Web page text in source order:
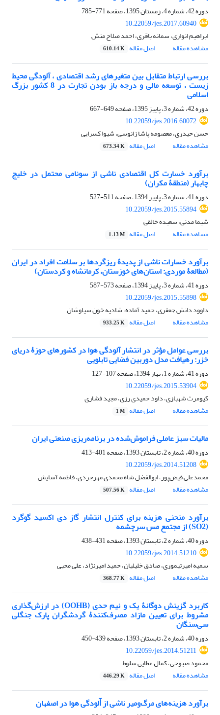
دوره 42، شماره 4، زمستان 1395، صفحه
771-785
10.22059/jes.2017.60940
ابراهیم انواری، سمانه باقری، احمد صلاح منش
مشاهده مقاله
اصل مقاله 610.14 K
بررسی ارتباط متقابل بین متغیرهای رشد اقتصادی ، آلودگی محیط
زیست ، توسعه مالی و درجه باز بودن تجارت در 8 کشور بزرگ
اسلامی
دوره 42، شماره 3، پاییز 1395، صفحه
649-667
10.22059/jes.2016.60072
حسن حیدری، معصومه پاشا زانوسی، شیوا کسرایی
مشاهده مقاله
اصل مقاله 673.34 K
برآورد خسارت کل اقتصادی ناشی از سونامی محتمل در خلیج
چابهار (منطقۀ مکران)
دوره 41، شماره 3، پاییز 1394، صفحه
511-527
10.22059/jes.2015.55894
شیما مدنی، سعیده خالقی
مشاهده مقاله
اصل مقاله 1.13 M
برآورد خسارات ناشی از پدیدۀ ریزگردها بر سلامت افراد در ایران
(مطالعۀ موردی: استان‌های خوزستان، کرمانشاه و کردستان)
دوره 41، شماره 3، پاییز 1394، صفحه
573-587
10.22059/jes.2015.55898
داوود دانش جعفری، حمید آماده، شادیه خون سیاوشان
مشاهده مقاله
اصل مقاله 933.25 K
بررسی عوامل مؤثر در انتشار آلودگی هوا در کشورهای حوزۀ دریای
خزر: رهیافت مدل دوربین فضایی تابلویی
دوره 41، شماره 1، بهار 1394، صفحه
107-127
10.22059/jes.2015.53904
کیومرث شهبازی، داود حمیدی رزی، مجید فشاری
مشاهده مقاله
اصل مقاله 1 M
مالیات سبز عاملی فراموش‌شده در برنامه‌ریزی صنعتی ایران
دوره 40، شماره 2، تابستان 1393، صفحه
401-413
10.22059/jes.2014.51208
محمدعلی فیض‌پور، ابوالفضل شاه محمدی مهرجردی، فاطمه آسایش
مشاهده مقاله
اصل مقاله 507.56 K
برآورد منحنی هزینه برای کنترل انتشار گاز دی اکسید گوگرد
(SO2) از مجتمع مس سرچشمه
دوره 40، شماره 2، تابستان 1393، صفحه
431-438
10.22059/jes.2014.51210
سمیه امیرتیموری، صادق خلیلیان، حمید امیرنژاد، علی محبی
مشاهده مقاله
اصل مقاله 368.77 K
کاربرد گزینش دوگانۀ یک و نیم حدی (OOHB) در ارزش‌گذاری
مشروط برای تعیین مازاد مصرف‌کنندۀ گردشگران پارک جنگلی
سی‌سنگان
دوره 40، شماره 2، تابستان 1393، صفحه
439-450
10.22059/jes.2014.51211
محمود صبوحی، کمال عطایی سلوط
مشاهده مقاله
اصل مقاله 446.29 K
برآورد هزینه‌های مرگ‌ومیر ناشی از ﺁلودگی هوا در اصفهان